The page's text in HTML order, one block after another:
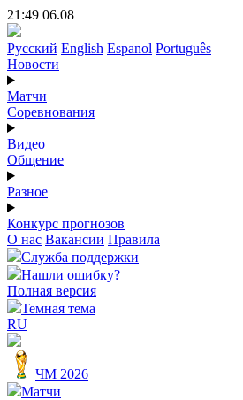
21:49 06.08
Русский English Espanol Português
Новости
Матчи
Соревнования
Видео
Общение
Разное
Конкурс прогнозов
О нас Вакансии Правила
Служба поддержки
Нашли ошибку?
Полная версия
Темная тема
RU
ЧМ 2026
Матчи